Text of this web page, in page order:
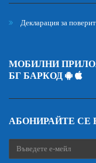
Декларация за
МОБИЛНИ
БГ БАРКОД
АБОНИРАЙТЕ СЕ